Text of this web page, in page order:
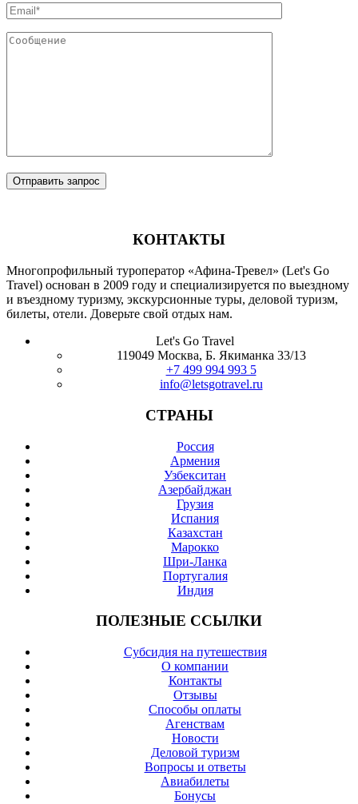
КОНТАКТЫ
Многопрофильный туроператор «Афина-Тревел» (Let's Go
Travel) основан в 2009 году и специализируется по выездному
и въездному туризму, экскурсионные туры, деловой туризм,
билеты, отели. Доверьте свой отдых нам.
Let's Go Travel
119049 Москва, Б. Якиманка 33/13
+7 499 994 993 5
info@letsgotravel.ru
СТРАНЫ
Россия
Армения
Узбекситан
Азербайджан
Грузия
Испания
Казахстан
Марокко
Шри-Ланка
Португалия
Индия
ПОЛЕЗНЫЕ ССЫЛКИ
Субсидия на путешествия
О компании
Контакты
Отзывы
Cпособы оплаты
Агенствам
Новости
Деловой туризм
Вопросы и ответы
Авиабилеты
Бонусы